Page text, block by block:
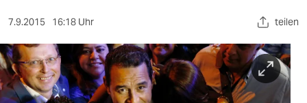
sport
berlin
7.9.2015 16:18 Uhr teilen